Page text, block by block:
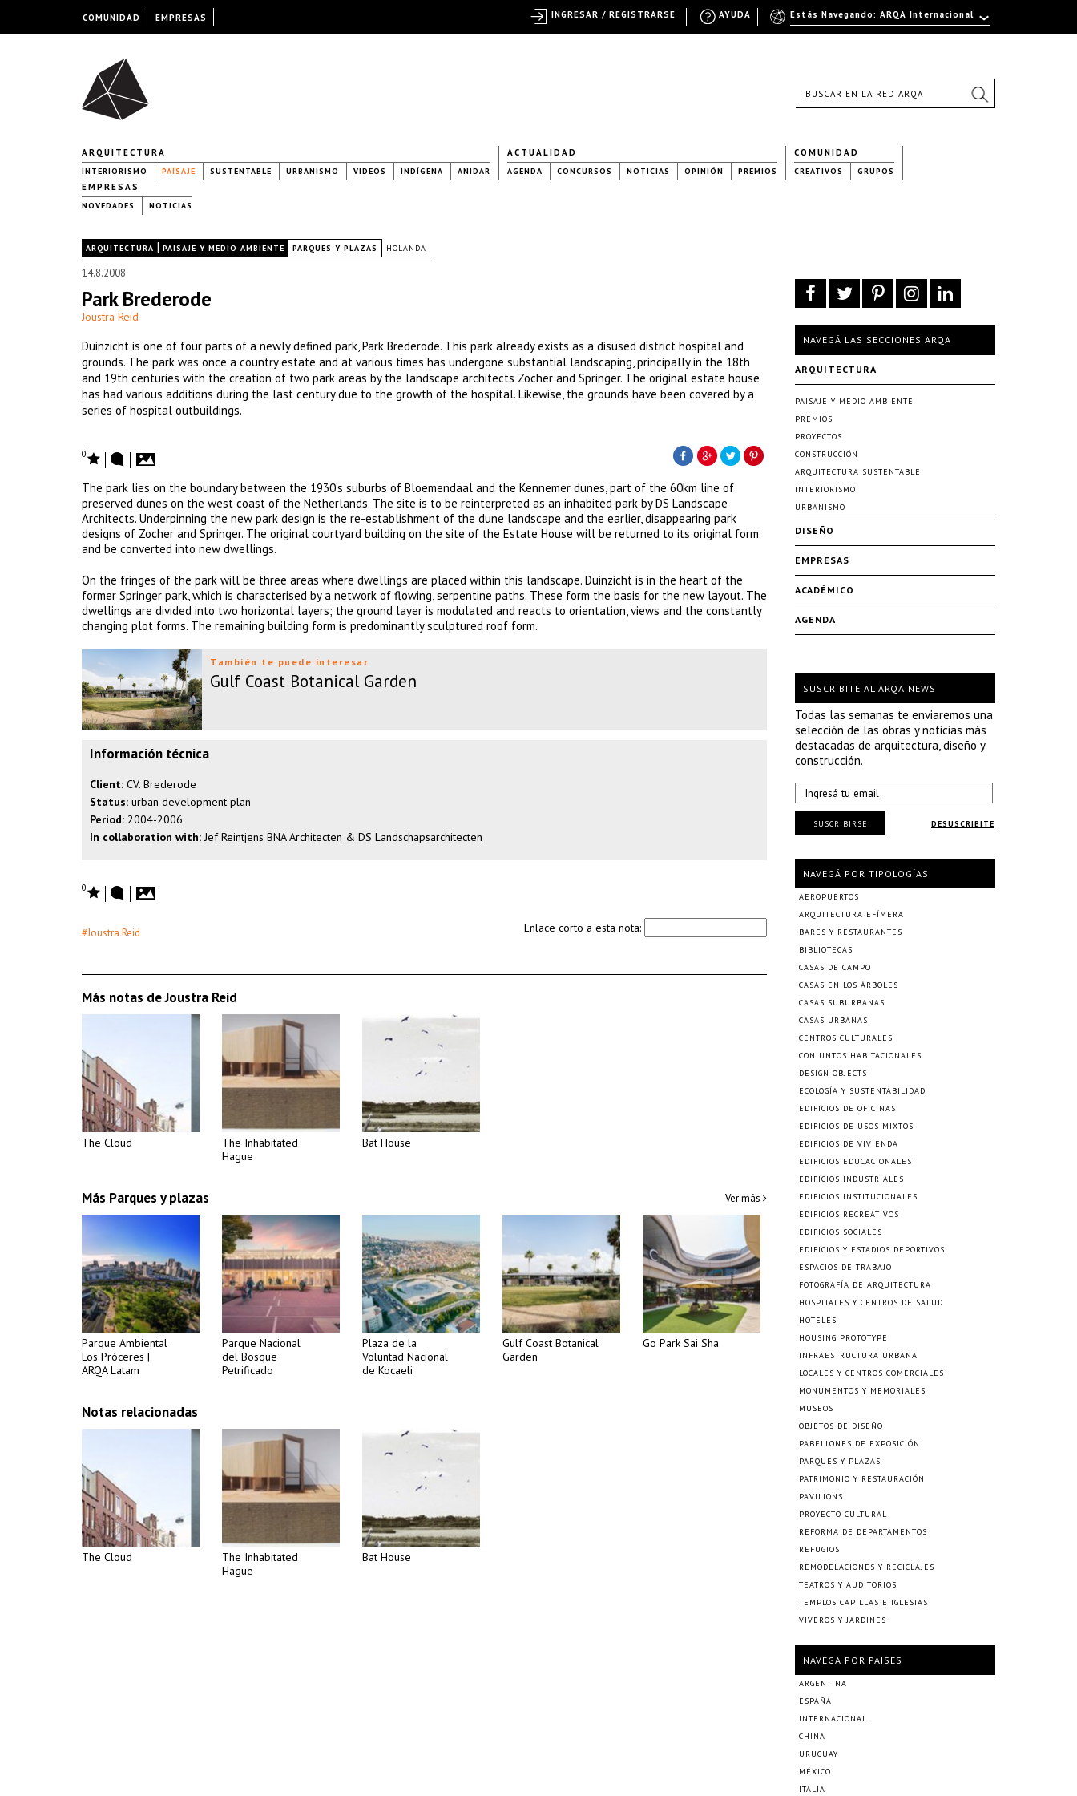
ARQUITECTURA
INTERIORISMO PAISAJE SUSTENTABLE URBANISMO VIDEOS INDÍGENA ANIDAR
ACTUALIDAD
AGENDA CONCURSOS NOTICIAS OPINIÓN PREMIOS
COMUNIDAD
CREATIVOS GRUPOS
EMPRESAS
NOVEDADES NOTICIAS
ARQUITECTURA | PAISAJE Y MEDIO AMBIENTE PARQUES Y PLAZAS HOLANDA
14.8.2008
Park Brederode
Joustra Reid
Duinzicht is one of four parts of a newly defined park, Park Brederode. This park already exists as a disused district hospital and
grounds. The park was once a country estate and at various times has undergone substantial landscaping, principally in the 18th
and 19th centuries with the creation of two park areas by the landscape architects Zocher and Springer. The original estate house
has had various additions during the last century due to the growth of the hospital. Likewise, the grounds have been covered by a
series of hospital outbuildings.
0
The park lies on the boundary between the 1930’s suburbs of Bloemendaal and the Kennemer dunes, part of the 60km line of
preserved dunes on the west coast of the Netherlands. The site is to be reinterpreted as an inhabited park by DS Landscape
Architects. Underpinning the new park design is the re-establishment of the dune landscape and the earlier, disappearing park
designs of Zocher and Springer. The original courtyard building on the site of the Estate House will be returned to its original form
and be converted into new dwellings.
On the fringes of the park will be three areas where dwellings are placed within this landscape. Duinzicht is in the heart of the
former Springer park, which is characterised by a network of flowing, serpentine paths. These form the basis for the new layout. The
dwellings are divided into two horizontal layers; the ground layer is modulated and reacts to orientation, views and the constantly
changing plot forms. The remaining building form is predominantly sculptured roof form.
También te puede interesar
Gulf Coast Botanical Garden
Información técnica
Client: CV. Brederode
Status: urban development plan
Period: 2004-2006
In collaboration with:Jef Reintjens BNA Architecten & DS Landschapsarchitecten
0
#Joustra Reid Enlace corto a esta nota:
Más notas de Joustra Reid
The Cloud
The Inhabitated
Hague
Bat House
Más Parques y plazas Ver más
Parque Ambiental
Los Próceres |
ARQA Latam
Parque Nacional
del Bosque
Petrificado
Plaza de la
Voluntad Nacional
de Kocaeli
Gulf Coast Botanical
Garden
Go Park Sai Sha
Notas relacionadas
The Cloud
The Inhabitated
Hague
Bat House
NAVEGÁ LAS SECCIONES ARQA
ARQUITECTURA
PAISAJE Y MEDIO AMBIENTE
PREMIOS
PROYECTOS
CONSTRUCCIÓN
ARQUITECTURA SUSTENTABLE
INTERIORISMO
URBANISMO
DISEÑO
EMPRESAS
ACADÉMICO
AGENDA
SUSCRIBITE AL ARQA NEWS
Todas las semanas te enviaremos una
selección de las obras y noticias más
destacadas de arquitectura, diseño y
construcción.
DESUSCRIBITE
SUSCRIBIRSE
NAVEGÁ POR TIPOLOGÍAS
AEROPUERTOS
ARQUITECTURA EFÍMERA
BARES Y RESTAURANTES
BIBLIOTECAS
CASAS DE CAMPO
CASAS EN LOS ÁRBOLES
CASAS SUBURBANAS
CASAS URBANAS
CENTROS CULTURALES
CONJUNTOS HABITACIONALES
DESIGN OBJECTS
ECOLOGÍA Y SUSTENTABILIDAD
EDIFICIOS DE OFICINAS
EDIFICIOS DE USOS MIXTOS
EDIFICIOS DE VIVIENDA
EDIFICIOS EDUCACIONALES
EDIFICIOS INDUSTRIALES
EDIFICIOS INSTITUCIONALES
EDIFICIOS RECREATIVOS
EDIFICIOS SOCIALES
EDIFICIOS Y ESTADIOS DEPORTIVOS
ESPACIOS DE TRABAJO
FOTOGRAFÍA DE ARQUITECTURA
HOSPITALES Y CENTROS DE SALUD
HOTELES
HOUSING PROTOTYPE
INFRAESTRUCTURA URBANA
LOCALES Y CENTROS COMERCIALES
MONUMENTOS Y MEMORIALES
MUSEOS
OBJETOS DE DISEÑO
PABELLONES DE EXPOSICIÓN
PARQUES Y PLAZAS
PATRIMONIO Y RESTAURACIÓN
PAVILIONS
PROYECTO CULTURAL
REFORMA DE DEPARTAMENTOS
REFUGIOS
REMODELACIONES Y RECICLAJES
TEATROS Y AUDITORIOS
TEMPLOS CAPILLAS E IGLESIAS
VIVEROS Y JARDINES
NAVEGÁ POR PAÍSES
ARGENTINA
ESPAÑA
INTERNACIONAL
CHINA
URUGUAY
MÉXICO
ITALIA
COMUNIDAD EMPRESAS Estás Navegando: ARQA Internacional
AYUDA
INGRESAR / REGISTRARSE